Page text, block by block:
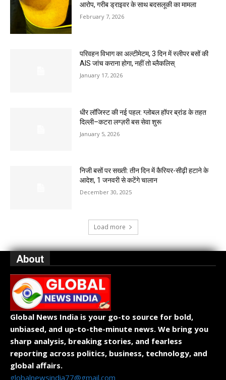
आरोप, गरीब ड्राइवर के साथ बदसलूकी का मामला
February 7, 2026
परिवहन विभाग का अल्टीमेटम, 3 दिन में स्लीपर बसों की
AIS जांच कराना होगा, नहीं तो ब्लैकलिस्
January 17, 2026
धीर लॉजिस्ट की नई पहल: ग्लोबल हॉपर ब्रांड के तहत
दिल्ली–कटरा लग्ज़री बस सेवा शुरू
January 5, 2026
निजी बसों पर सख्ती: तीन दिन में कैरियर-सीढ़ी हटाने के
आदेश, 1 जनवरी से कटेंगे चालान
December 30, 2025
Load more
About
Global News India is your go-to source for bold,
unbiased, and up-to-the-minute news. We bring you
sharp analysis, breaking stories, and fearless
reporting across politics, business, technology, and
global affairs.
globalnewsindia77@gmail.com